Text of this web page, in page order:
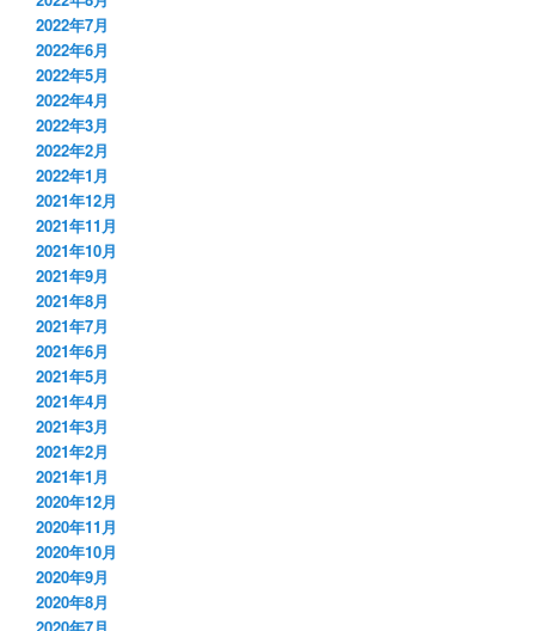
2022年7月
2022年6月
2022年5月
2022年4月
2022年3月
2022年2月
2022年1月
2021年12月
2021年11月
2021年10月
2021年9月
2021年8月
2021年7月
2021年6月
2021年5月
2021年4月
2021年3月
2021年2月
2021年1月
2020年12月
2020年11月
2020年10月
2020年9月
2020年8月